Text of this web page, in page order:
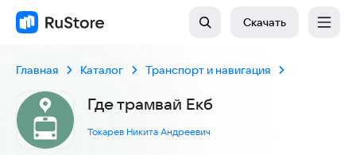
Скачать
Главная Каталог Транспорт и навигация
Где трамвай Екб
Токарев Никита Андреевич